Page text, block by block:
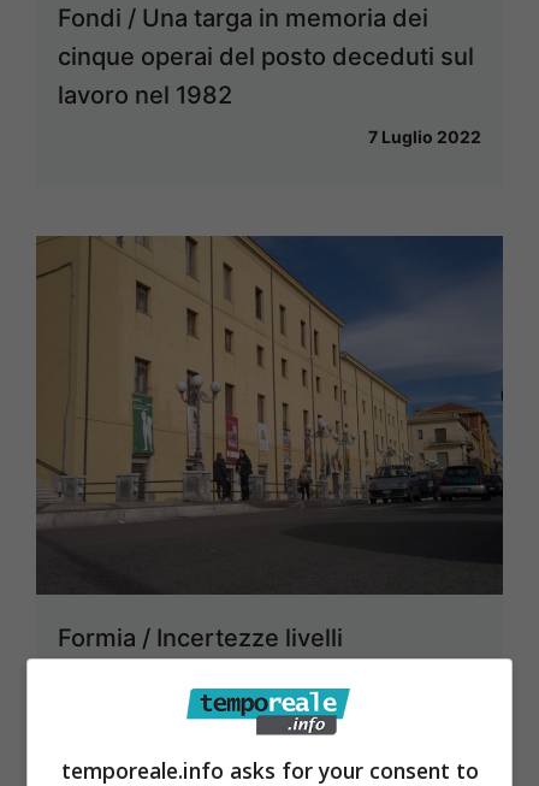
Fondi / Una targa in memoria dei
cinque operai del posto deceduti sul
lavoro nel 1982
7 Luglio 2022
Formia / Incertezze livelli
Cgil dopo l’incontro col sindaco
temporeale.info asks for your consent to